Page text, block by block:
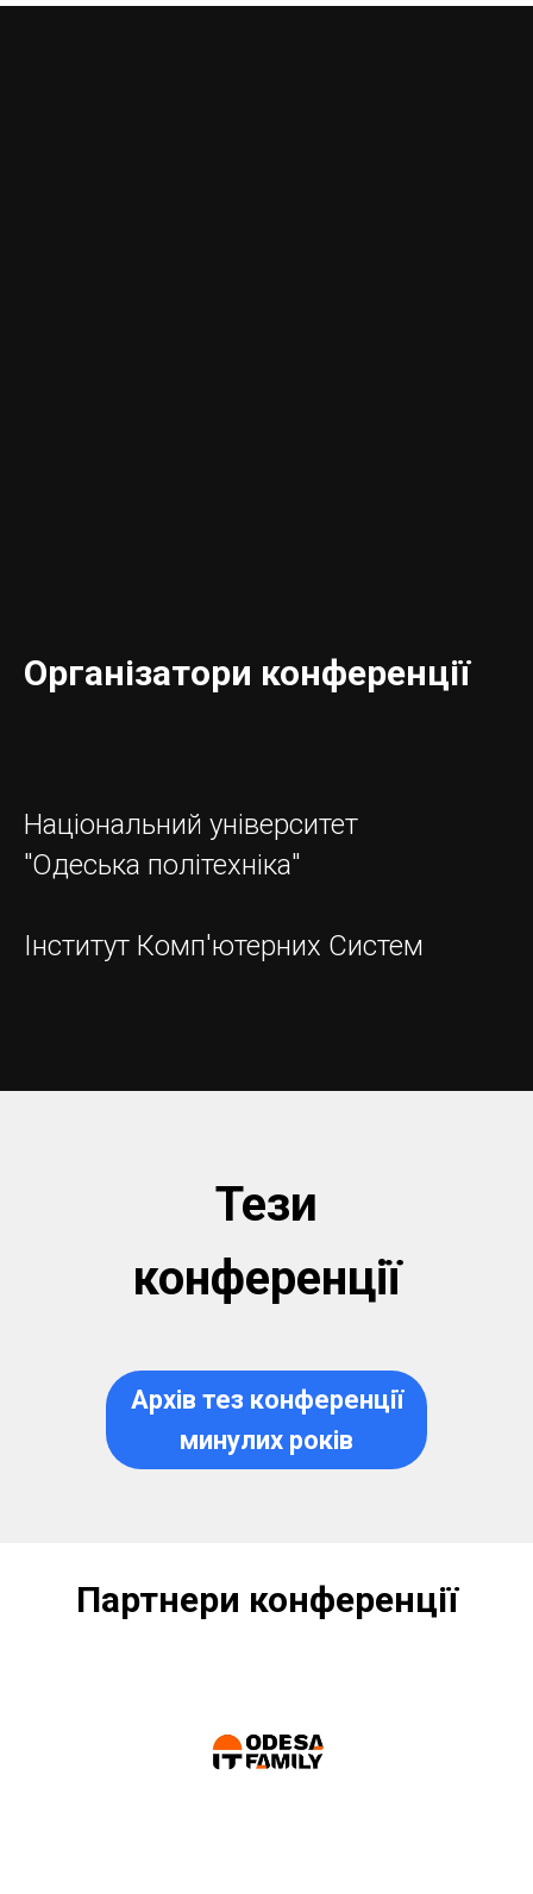
Організатори конференції
Національний університет
"Одеська політехніка"
Інститут Комп'ютерних Систем
Тези
конференції
Архів тез конференції
минулих років
Партнери конференції